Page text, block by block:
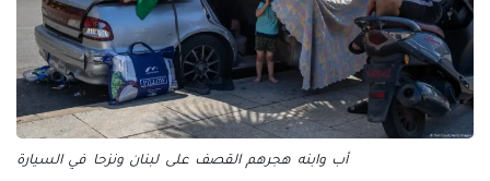
أب وابنه هجرهم القصف على لبنان ونزحا في السيارة